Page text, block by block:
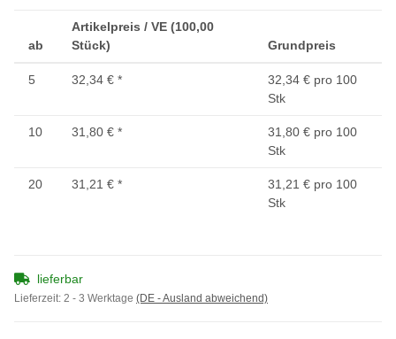
ab
Artikelpreis / VE (100,00
Stück)
Grundpreis
5 32,34 € *
32,34 € pro 100
Stk
10 31,80 € *
31,80 € pro 100
Stk
20 31,21 € *
31,21 € pro 100
Stk
lieferbar
Lieferzeit: 2 - 3 Werktage (DE - Ausland abweichend)